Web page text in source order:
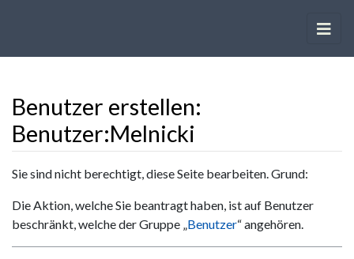
Benutzer erstellen:
Benutzer:Melnicki
Wechseln zu: Navigation ,Suche
Sie sind nicht berechtigt, diese Seite bearbeiten. Grund:
Die Aktion, welche Sie beantragt haben, ist auf Benutzer
beschränkt, welche der Gruppe „Benutzer“ angehören.